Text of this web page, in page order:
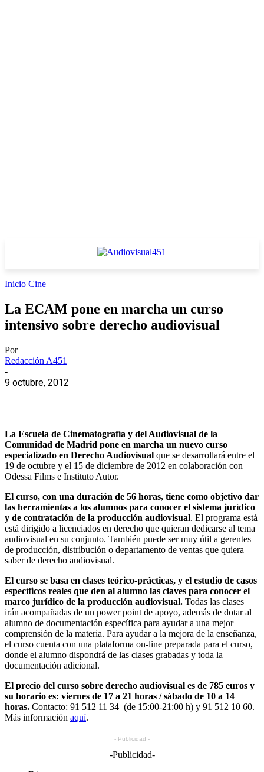
Inicio Cine
La ECAM pone en marcha un curso
intensivo sobre derecho audiovisual
Por
Redacción A451
-
9 octubre, 2012
La Escuela de Cinematografía y del Audiovisual de la
Comunidad de Madrid pone en marcha un nuevo curso
especializado en Derecho Audiovisual que se desarrollará entre el
19 de octubre y el 15 de diciembre de 2012 en colaboración con
Odessa Films e Instituto Autor.
El curso, con una duración de 56 horas, tiene como objetivo dar
las herramientas a los alumnos para conocer el sistema jurídico
y de contratación de la producción audiovisual. El programa está
está dirigido a licenciados en derecho que quieran dedicarse al tema
audiovisual en su conjunto. También puede ser muy útil a gerentes
de producción, distribución o departamento de ventas que quiera
saber de derecho audiovisual.
El curso se basa en clases teórico-prácticas, y el estudio de casos
específicos reales que den al alumno las claves para conocer el
marco jurídico de la producción audiovisual. Todas las clases
irán acompañadas de un power point de apoyo, además de dotar al
alumno de documentación específica para ayudar a una mejor
comprensión de la materia. Para ayudar a la mejora de la enseñanza,
el curso cuenta con una plataforma on-line preparada para el curso,
donde el alumno dispondrá de las clases grabadas y toda la
documentación adicional.
El precio del curso sobre derecho audiovisual es de 785 euros y
su horario es: viernes de 17 a 21 horas / sábado de 10 a 14
horas. Contacto: 91 512 11 34 (de 15:00-21:00 h) y 91 512 10 60.
Más información aquí.
- Publicidad -
-Publicidad-